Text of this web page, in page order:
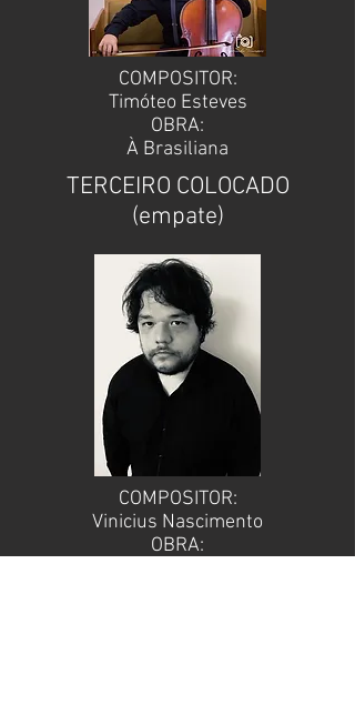
COMPOSITOR:
Timóteo Esteves
OBRA:
À Brasiliana
TERCEIRO COLOCADO
(empate)
COMPOSITOR:
Vinicius Nascimento
OBRA: